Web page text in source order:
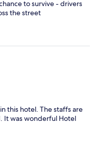
to survive - drivers
the street
this hotel. The staffs are
It was wonderful Hotel